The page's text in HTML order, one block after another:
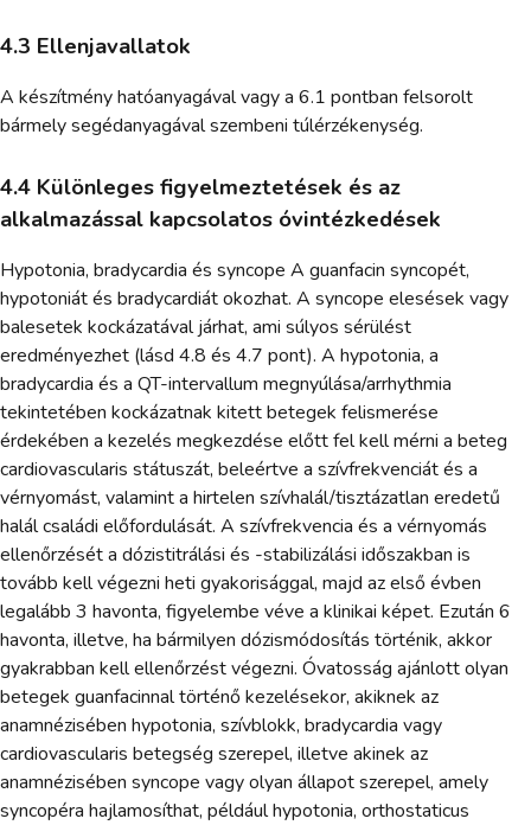
4.3 Ellenjavallatok
A készítmény hatóanyagával vagy a 6.1 pontban felsorolt
bármely segédanyagával szembeni túlérzékenység.
4.4 Különleges figyelmeztetések és az
alkalmazással kapcsolatos óvintézkedések
Hypotonia, bradycardia és syncope A guanfacin syncopét,
hypotoniát és bradycardiát okozhat. A syncope elesések vagy
balesetek kockázatával járhat, ami súlyos sérülést
eredményezhet (lásd 4.8 és 4.7 pont). A hypotonia, a
bradycardia és a QT-intervallum megnyúlása/arrhythmia
tekintetében kockázatnak kitett betegek felismerése
érdekében a kezelés megkezdése előtt fel kell mérni a beteg
cardiovascularis státuszát, beleértve a szívfrekvenciát és a
vérnyomást, valamint a hirtelen szívhalál/tisztázatlan eredetű
halál családi előfordulását. A szívfrekvencia és a vérnyomás
ellenőrzését a dózistitrálási és -stabilizálási időszakban is
tovább kell végezni heti gyakorisággal, majd az első évben
legalább 3 havonta, figyelembe véve a klinikai képet. Ezután 6
havonta, illetve, ha bármilyen dózismódosítás történik, akkor
gyakrabban kell ellenőrzést végezni. Óvatosság ajánlott olyan
betegek guanfacinnal történő kezelésekor, akiknek az
anamnézisében hypotonia, szívblokk, bradycardia vagy
cardiovascularis betegség szerepel, illetve akinek az
anamnézisében syncope vagy olyan állapot szerepel, amely
syncopéra hajlamosíthat, például hypotonia, orthostaticus